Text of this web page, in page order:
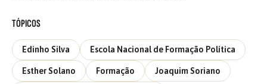
TÓPICOS
Edinho Silva Escola Nacional de Formação Política
Esther Solano Formação Joaquim Soriano